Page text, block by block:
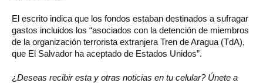
El escrito indica que los fondos estaban destinados a sufragar
gastos incluidos los “asociados con la detención de miembros
de la organización terrorista extranjera Tren de Aragua (TdA),
que El Salvador ha aceptado de Estados Unidos”.
¿Deseas recibir esta y otras noticias en tu celular? Únete a